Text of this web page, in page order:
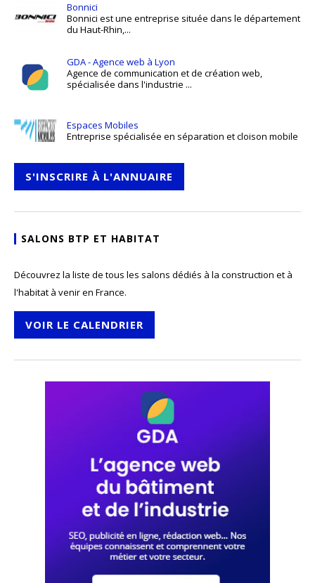
Bonnici
Bonnici est une entreprise située dans le département
du Haut-Rhin,...
GDA - Agence web à Lyon
Agence de communication et de création web,
spécialisée dans l'industrie ...
Espaces Mobiles
Entreprise spécialisée en séparation et cloison mobile
S'INSCRIRE À L'ANNUAIRE
SALONS BTP ET HABITAT
Découvrez la liste de tous les salons dédiés à la construction et à
l'habitat à venir en France.
VOIR LE CALENDRIER